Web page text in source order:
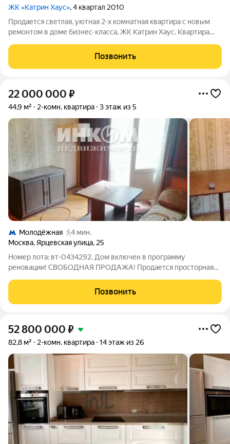
ЖК «Катрин Хаус», 4 квартал 2010
Продается светлая, уютная 2-х комнатная квартира с новым
ремонтом в доме бизнес-класса, ЖК Катрин Хаус. Квартира
сантехникой. Планировка: две комнаты, кухня, сан. узел,
гардеробная. В доме
Позвонить
22 000 000 ₽
44,9 м² 2-комн. квартира 3 этаж из 5
Молодёжная
4 мин.
Москва, Ярцевская улица, 25
Номер лота: вт-0434292. Дом включен в программу
реновации! СВОБОДНАЯ ПРОДАЖА! Продается просторная
Молодежная. Комнаты смежные. Есть кладовая комната и
балкон. Один взрослый собственник. Полная
Позвонить
52 800 000 ₽
82,8 м² 2-комн. квартира 14 этаж из 26